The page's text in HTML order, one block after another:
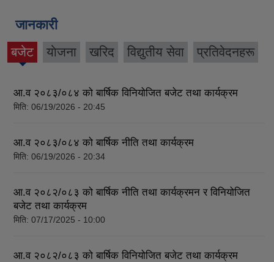
जानकारी
बजेट
(active
याेजना खरिद विद्युतीय सेवा प्रतिवेदनहरू
आ.व २०८३/०८४ को बार्षिक विनियोजित बजेट तथा कार्यक्रम
मिति: 06/19/2026 - 20:45
आ.व २०८३/०८४ को बार्षिक नीति तथा कार्यक्रम
मिति: 06/19/2026 - 20:34
आ.व २०८२/०८३ को बार्षिक नीति तथा कार्यक्रमन र विनियोजित
बजेट तथा कार्यक्रम
मिति: 07/17/2025 - 10:00
आ.व २०८२/०८३ को बार्षिक विनियोजित बजेट तथा कार्यक्रम